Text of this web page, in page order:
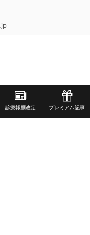
診療報酬改定 プレミアム記事